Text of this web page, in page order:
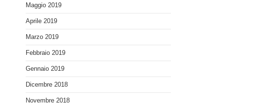
Maggio 2019
Aprile 2019
Marzo 2019
Febbraio 2019
Gennaio 2019
Dicembre 2018
Novembre 2018